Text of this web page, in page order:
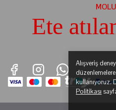
Alışveriş
kullanıyoruz.
Politikası
Ete